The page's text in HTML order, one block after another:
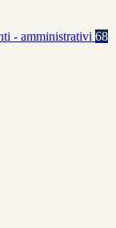
- amministrativi 68